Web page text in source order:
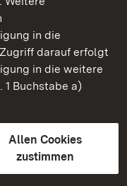
in die
darauf erfolgt
in die weitere
Buchstabe a)
Allen Cookies
zustimmen
Württemberg